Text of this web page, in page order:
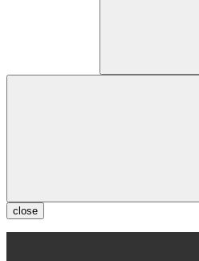
close